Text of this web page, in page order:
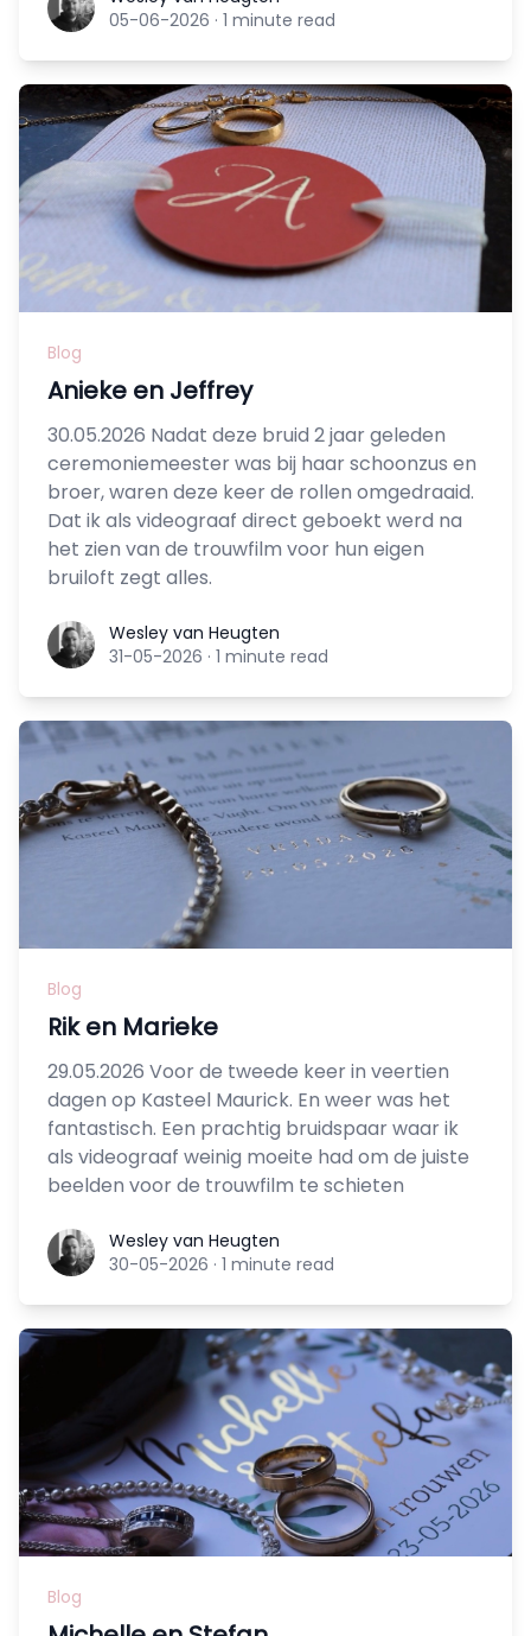
05-06-2026 · 1 minute read
Blog
Anieke en Jeffrey
30.05.2026 Nadat deze bruid 2 jaar geleden
ceremoniemeester was bij haar schoonzus en
broer, waren deze keer de rollen omgedraaid.
Dat ik als videograaf direct geboekt werd na
het zien van de trouwfilm voor hun eigen
bruiloft zegt alles.
Wesley van Heugten
Wesley van Heugten
31-05-2026 · 1 minute read
Blog
Rik en Marieke
29.05.2026 Voor de tweede keer in veertien
dagen op Kasteel Maurick. En weer was het
fantastisch. Een prachtig bruidspaar waar ik
als videograaf weinig moeite had om de juiste
beelden voor de trouwfilm te schieten
Wesley van Heugten
Wesley van Heugten
30-05-2026 · 1 minute read
Blog